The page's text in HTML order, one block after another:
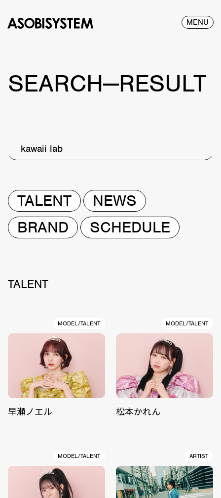
MENU
SEARCH—RESULT
kawaii lab
TALENT
NEWS
BRAND
SCHEDULE
TALENT
MODEL/TALENT
早瀬ノエル
MODEL/TALENT
松本かれん
MODEL/TALENT ARTIST